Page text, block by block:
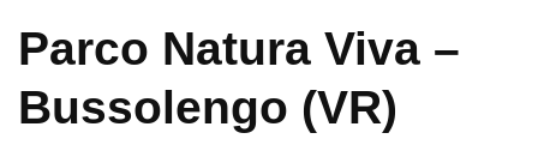
Parco Natura Viva –
Bussolengo (VR)